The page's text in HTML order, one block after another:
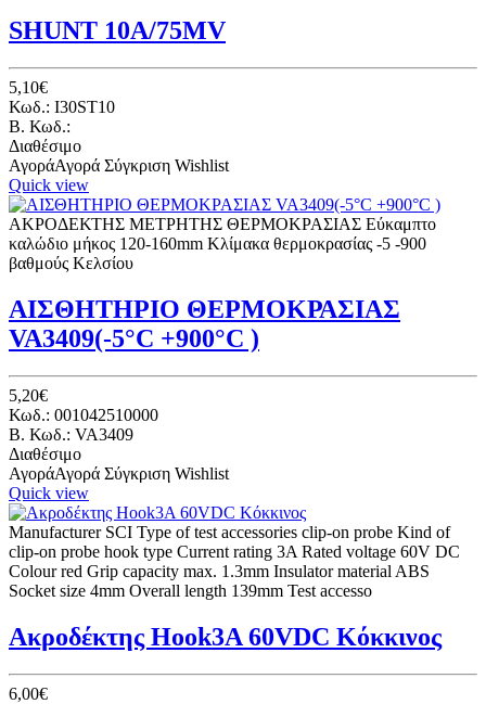
SHUNT 10A/75MV
5,10€
Κωδ.: I30ST10
B. Κωδ.:
Διαθέσιμο
ΑγοράΑγορά Σύγκριση Wishlist
Quick view
ΑΚΡΟΔΕΚΤΗΣ ΜΕΤΡΗΤΗΣ ΘΕΡΜΟΚΡΑΣΙΑΣ Εύκαμπτο
καλώδιο μήκος 120-160mm Κλίμακα θερμοκρασίας -5 -900
βαθμούς Κελσίου
ΑΙΣΘΗΤΗΡΙΟ ΘΕΡΜΟΚΡΑΣΙΑΣ
VA3409(-5°C +900°C )
5,20€
Κωδ.: 001042510000
B. Κωδ.: VA3409
Διαθέσιμο
ΑγοράΑγορά Σύγκριση Wishlist
Quick view
Manufacturer SCI Type of test accessories clip-on probe Kind of
clip-on probe hook type Current rating 3A Rated voltage 60V DC
Colour red Grip capacity max. 1.3mm Insulator material ABS
Socket size 4mm Overall length 139mm Test accesso
Ακροδέκτης Hook3A 60VDC Κόκκινος
6,00€